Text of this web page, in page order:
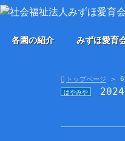
各園の紹介 みずほ愛育
トップページ
はやみや